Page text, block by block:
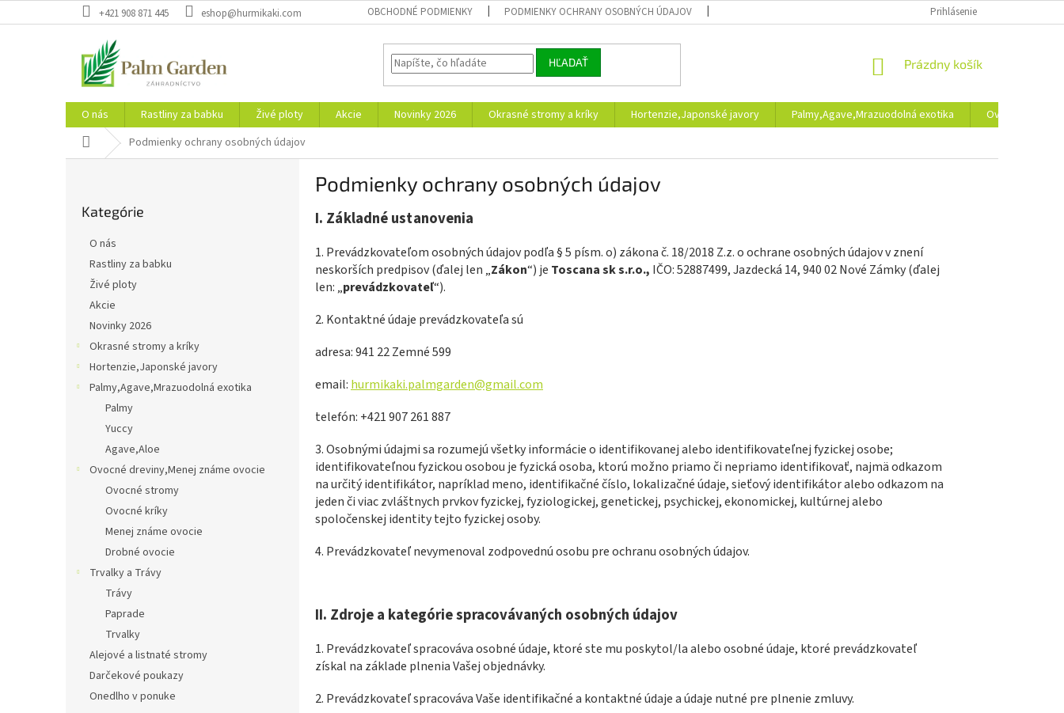
na
+421 908 871 445 eshop@hurmikaki.com OBCHODNÉ PODMIENKY PODMIENKY OCHRANY OSOBNÝCH ÚDAJOV ONLINE FORMULÁR NA ODSTÚPENIE OD ZMLUVYPrihlásenie
HĽADAŤ
NÁKUPNÝ
Prázdny košík
O nás Rastliny za babku Živé ploty Akcie Novinky 2026 Okrasné stromy a kríky Hortenzie,Japonské javory Palmy,Agave,Mrazuodolná exotika
Ovocné
DomovPodmienky ochrany osobných údajov
kategórie
Kategórie
O nás
Rastliny za babku
Živé ploty
Akcie
Novinky 2026
Okrasné stromy a kríky
Hortenzie,Japonské javory
Palmy,Agave,Mrazuodolná exotika
Palmy
Yuccy
Agave,Aloe
Ovocné dreviny,Menej známe ovocie
Ovocné stromy
Ovocné kríky
Menej známe ovocie
Drobné ovocie
Trvalky a Trávy
Trávy
Paprade
Trvalky
Alejové a listnaté stromy
Darčekové poukazy
Onedlho v ponuke
Podmienky ochrany osobných údajov
I. Základné ustanovenia
1. Prevádzkovateľom osobných údajov podľa § 5 písm. o) zákona č. 18/2018 Z.z. o ochrane osobných údajov v znení
neskorších predpisov (ďalej len „Zákon“) je Toscana sk s.r.o., IČO:52887499, Jazdecká 14, 940 02 Nové Zámky(ďalej
len: „prevádzkovateľ“).
2. Kontaktné údaje prevádzkovateľa sú
adresa: 941 22 Zemné 599
email: hurmikaki.palmgarden@gmail.com
telefón: +421 907 261 887
3. Osobnými údajmi sa rozumejú všetky informácie o identifikovanej alebo identifikovateľnej fyzickej osobe;
identifikovateľnou fyzickou osobou je fyzická osoba, ktorú možno priamo či nepriamo identifikovať, najmä odkazom
na určitý identifikátor, napríklad meno, identifikačné číslo, lokalizačné údaje, sieťový identifikátor alebo odkazom na
jeden či viac zvláštnych prvkov fyzickej, fyziologickej, genetickej, psychickej, ekonomickej, kultúrnej alebo
spoločenskej identity tejto fyzickej osoby.
4. Prevádzkovateľ nevymenoval zodpovednú osobu pre ochranu osobných údajov.
II. Zdroje a kategórie spracovávaných osobných údajov
1. Prevádzkovateľ spracováva osobné údaje, ktoré ste mu poskytol/la alebo osobné údaje, ktoré prevádzkovateľ
získal na základe plnenia Vašej objednávky.
2. Prevádzkovateľ spracováva Vaše identifikačné a kontaktné údaje a údaje nutné pre plnenie zmluvy.